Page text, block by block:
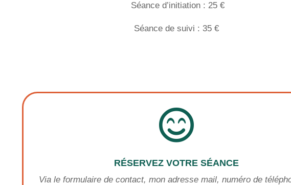
Séance d’initiation : 25 €
Séance de suivi : 35 €

RÉSERVEZ VOTRE SÉANCE
Via le formulaire de contact, mon adresse mail, numéro de